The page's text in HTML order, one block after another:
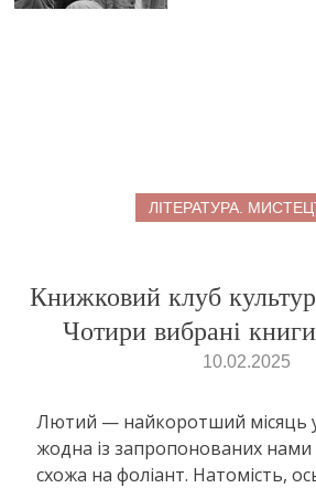
ЛІТЕРАТУРА.
Книжковий клуб
Чотири вибрані
10.02.2025
Лютий — найкоротший місяць
жодна із запропонованих
схожа на фоліант. Натомість,